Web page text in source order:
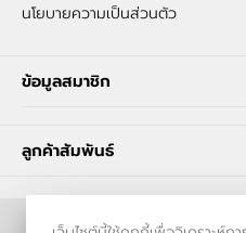
นโยบายความเป็นส่วนตัว
ข้อมูลสมาชิก
ลูกค้าสัมพันธ์